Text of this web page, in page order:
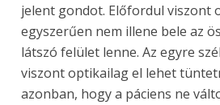
jelent gondot. Előfordul viszont
egyszerűen nem illene bele az
látszó felület lenne. Az egyre
viszont optikailag el lehet
azonban, hogy a páciens ne